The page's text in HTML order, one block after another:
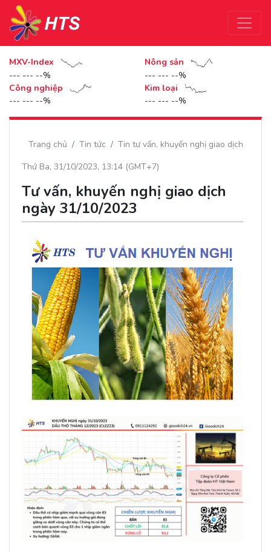
MXV-Index
--- --- --%
Nông sản
--- --- --%
Công nghiệp
--- --- --%
Kim loại
--- --- --%
Trang chủ Tin tức
Tin tư vấn, khuyến nghị giao dịch
Thứ Ba, 31/10/2023, 13:14 (GMT+7)
Tư vấn, khuyến nghị giao dịch
ngày 31/10/2023